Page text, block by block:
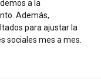
a la
Además,
para ajustar la
sociales mes a mes.